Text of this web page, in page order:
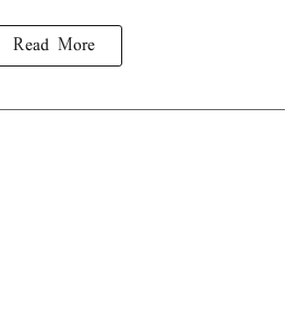
Read More